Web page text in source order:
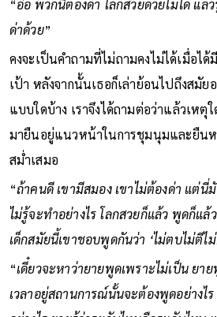
“อ๋อ พวกนี้ต้องด่า โลกสวยด้วยไม่ได้ แ
ด่าด้วย”
คงจะเป็นคำถามที่ไม่ถามคงไม่ได้เมื่อไ
เป้า หลังจากนั้นเธอก็เล่าย้อนไปถึงสมัย
แบบใดบ้าง เราจึงได้ถามต่อว่าแล้วเหตุ
มายืนอยู่แนวหน้าในการชุมนุมและยืนห
สม่ำเสมอ
“ถ้าคนดี เขามีสมอง เขาไม่ต้องด่า แต่นี่
ไม่รู้จะทำอย่างไร โลกสวยก็แล้ว พูดก็แล้
เด็กสมัยนี้เขาชอบพูดกันว่า ‘ไม่ตบไม่ตีไ
“เดี๋ยวจะหาว่ายายพูดเพราะไม่เป็น ยา
เวลาอยู่สถานการณ์นั้นจะต้องพูดอย่างไ